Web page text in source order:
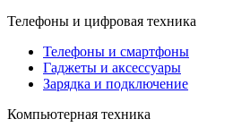
Телефоны и цифровая техника
Телефоны и смартфоны
Гаджеты и аксессуары
Зарядка и подключение
Компьютерная техника